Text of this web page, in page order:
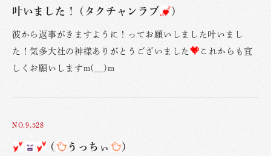
叶いました！ (タクチャンラブ )
彼から返事がきますように！ってお願いしました叶いまし
た！気多大社の神様ありがとうございました
これからも宜
しくお願いしますm(__)m
NO.9,528
( うっちぃ )